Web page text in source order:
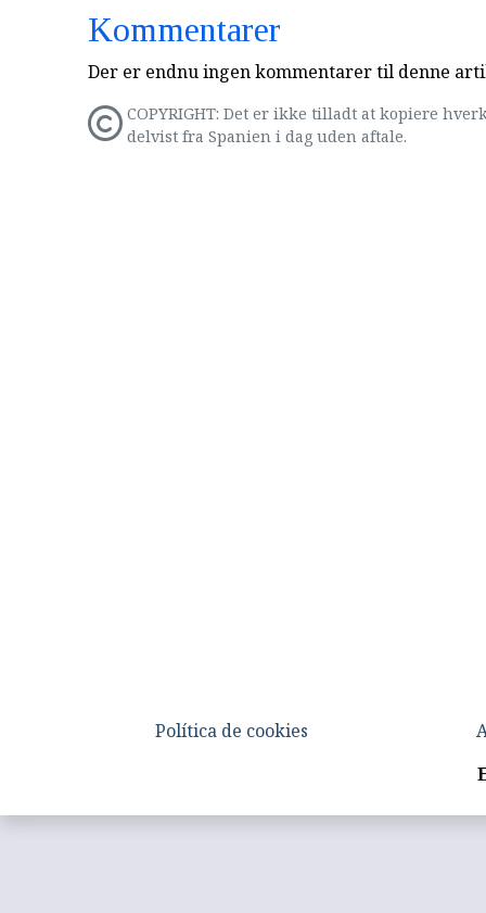
Kommentarer
Der er endnu ingen kommentarer til denne
COPYRIGHT: Det er ikke tilladt at kopiere
delvist fra Spanien i dag uden aftale.
Política de cookies